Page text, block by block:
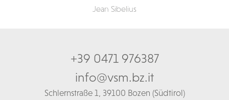
Jean Sibelius
+39 0471 976387
info@vsm.bz.it
Schlernstraße 1, 39100 Bozen (Südtirol)